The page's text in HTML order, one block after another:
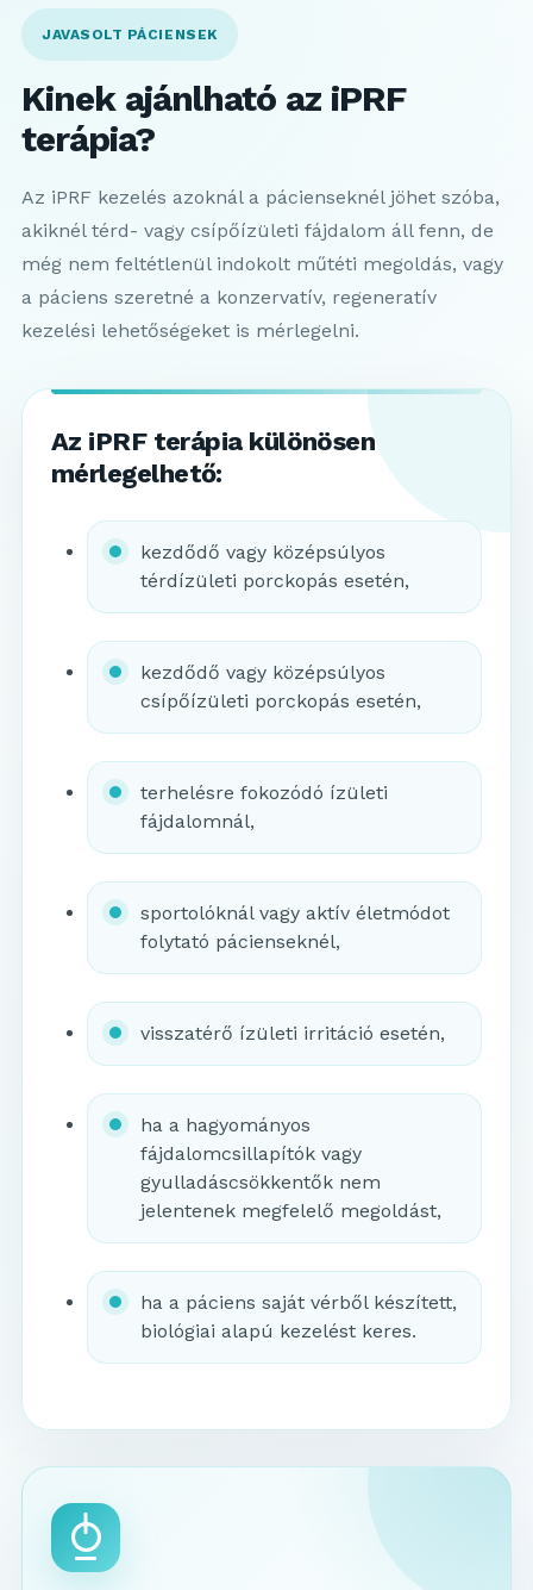
JAVASOLT PÁCIENSEK
Kinek ajánlható az iPRF
terápia?
Az iPRF kezelés azoknál a pácienseknél jöhet szóba,
akiknél térd- vagy csípőízületi fájdalom áll fenn, de
még nem feltétlenül indokolt műtéti megoldás, vagy
a páciens szeretné a konzervatív, regeneratív
kezelési lehetőségeket is mérlegelni.
Az iPRF terápia különösen
mérlegelhető:
kezdődő vagy középsúlyos
térdízületi porckopás esetén,
kezdődő vagy középsúlyos
csípőízületi porckopás esetén,
terhelésre fokozódó ízületi
fájdalomnál,
sportolóknál vagy aktív életmódot
folytató pácienseknél,
visszatérő ízületi irritáció esetén,
ha a hagyományos
fájdalomcsillapítók vagy
gyulladáscsökkentők nem
jelentenek megfelelő megoldást,
ha a páciens saját vérből készített,
biológiai alapú kezelést keres.